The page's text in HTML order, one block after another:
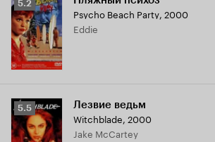
Рейтинг
Кинопоиска
5.2
5.2
Psycho Beach Party, 2000
Eddie
Рейтинг
Кинопоиска
5.5
5.5 Лезвие ведьм
Witchblade, 2000
Jake McCartey